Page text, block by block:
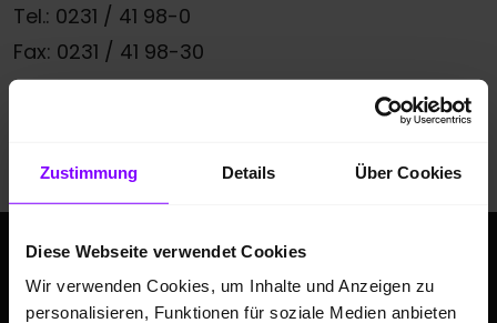
Zustimmung Details Über Cookies
Diese Webseite verwendet Cookies
Wir verwenden Cookies, um Inhalte und Anzeigen zu
personalisieren, Funktionen für soziale Medien anbieten
Tel.: 0231 / 41 98-0
Fax: 0231 / 41 98-30
E-
skodazentrumdortmundsued@huelpert.d